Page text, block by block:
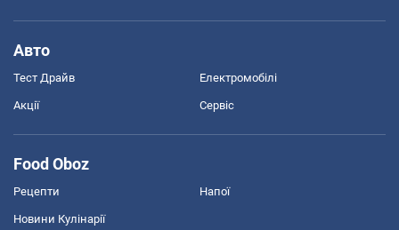
Авто
Тест Драйв Електромобілі
Акції Сервіс
Food Oboz
Рецепти Напої
Новини Кулінарії